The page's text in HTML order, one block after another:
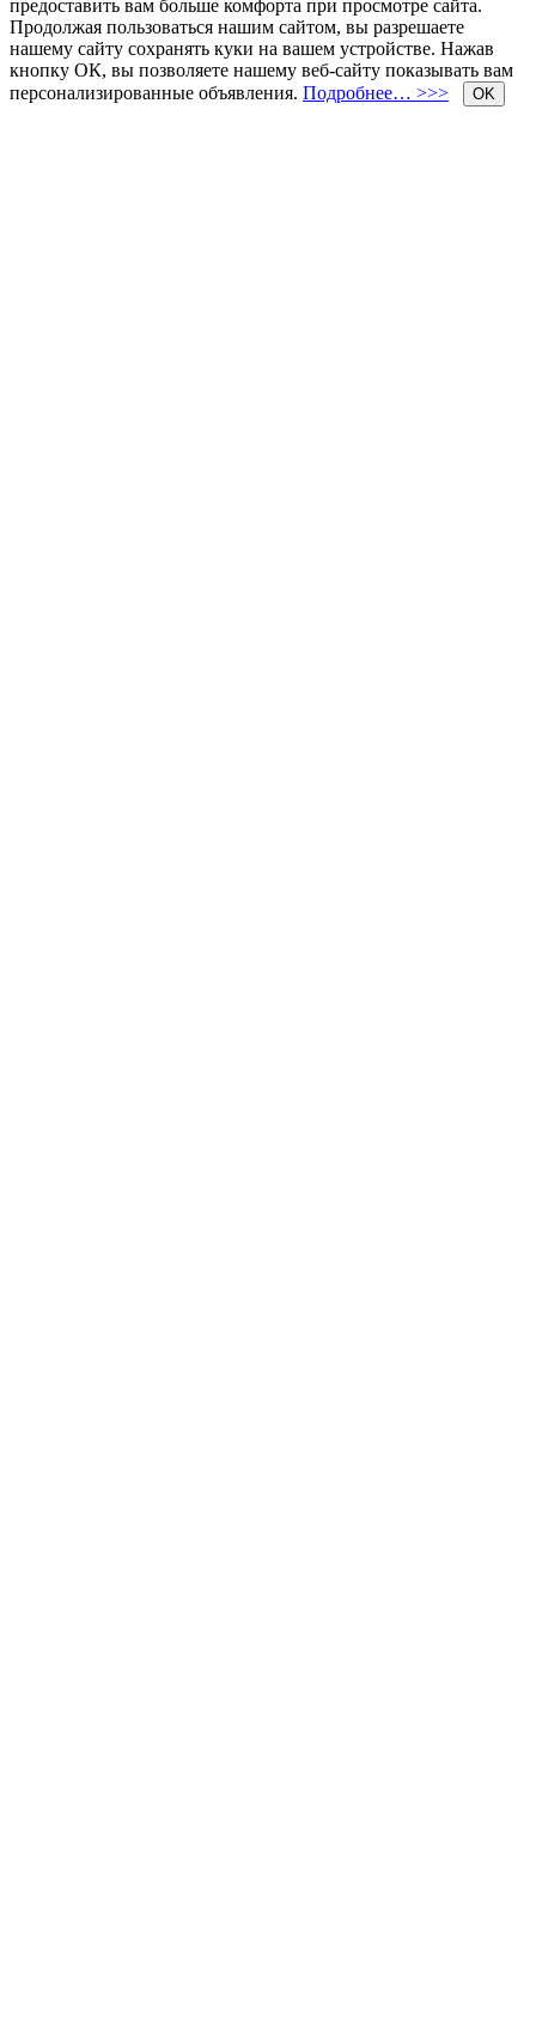
предоставить вам больше комфорта при просмотре сайта.
Продолжая пользоваться нашим сайтом, вы разрешаете
нашему сайту сохранять куки на вашем устройстве. Нажав
кнопку ОК, вы позволяете нашему веб-сайту показывать вам
персонализированные объявления. Подробнее… >>> OK